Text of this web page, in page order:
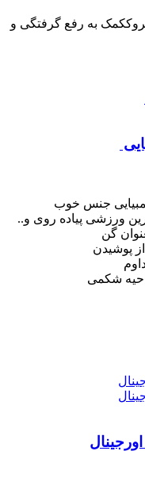
به رفع گرفتگی و
جنس خوب
ورزشی پیاده روی و‏‏.‏‏‏‏.‏‏
گن
پوشیدن
شکمی